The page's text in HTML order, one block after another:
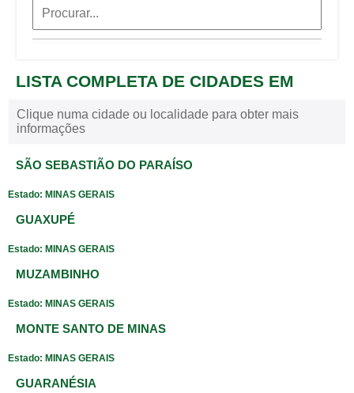
LISTA COMPLETA DE CIDADES EM
Clique numa cidade ou localidade para obter mais
informações
SÃO SEBASTIÃO DO PARAÍSO
Estado: MINAS GERAIS
GUAXUPÉ
Estado: MINAS GERAIS
MUZAMBINHO
Estado: MINAS GERAIS
MONTE SANTO DE MINAS
Estado: MINAS GERAIS
GUARANÉSIA